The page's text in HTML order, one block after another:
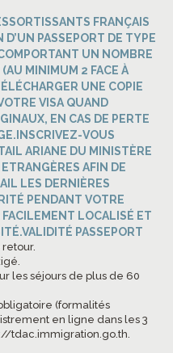
FRANÇAIS
PASSEPORT DE TYPE
UN NOMBRE
(AU MINIMUM 2 FACE À
UNE COPIE
VISA QUAND
EN CAS DE PERTE
VOUS
ARIANE DU MINISTÈRE
ETRANGÈRES AFIN DE
LES DERNIÈRES
PENDANT VOTRE
FACILEMENT LOCALISÉ ET
PASSEPORT
les séjours de plus de 60
(formalités
en ligne dans les 3
tdac.immigration.go.th.